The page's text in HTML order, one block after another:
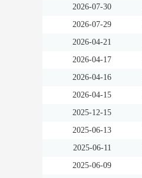
2026-07-30
2026-07-29
2026-04-21
2026-04-17
2026-04-16
2026-04-15
2025-12-15
2025-06-13
2025-06-11
2025-06-09